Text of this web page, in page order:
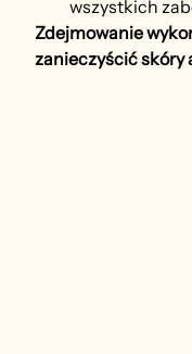
wszystkich
Zdejmowanie
zanieczyścić skóry